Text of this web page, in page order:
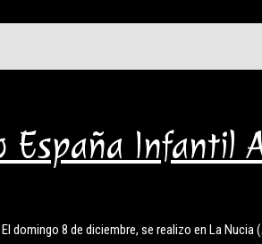
España Infantil
El domingo 8 de diciembre, se realizo en La